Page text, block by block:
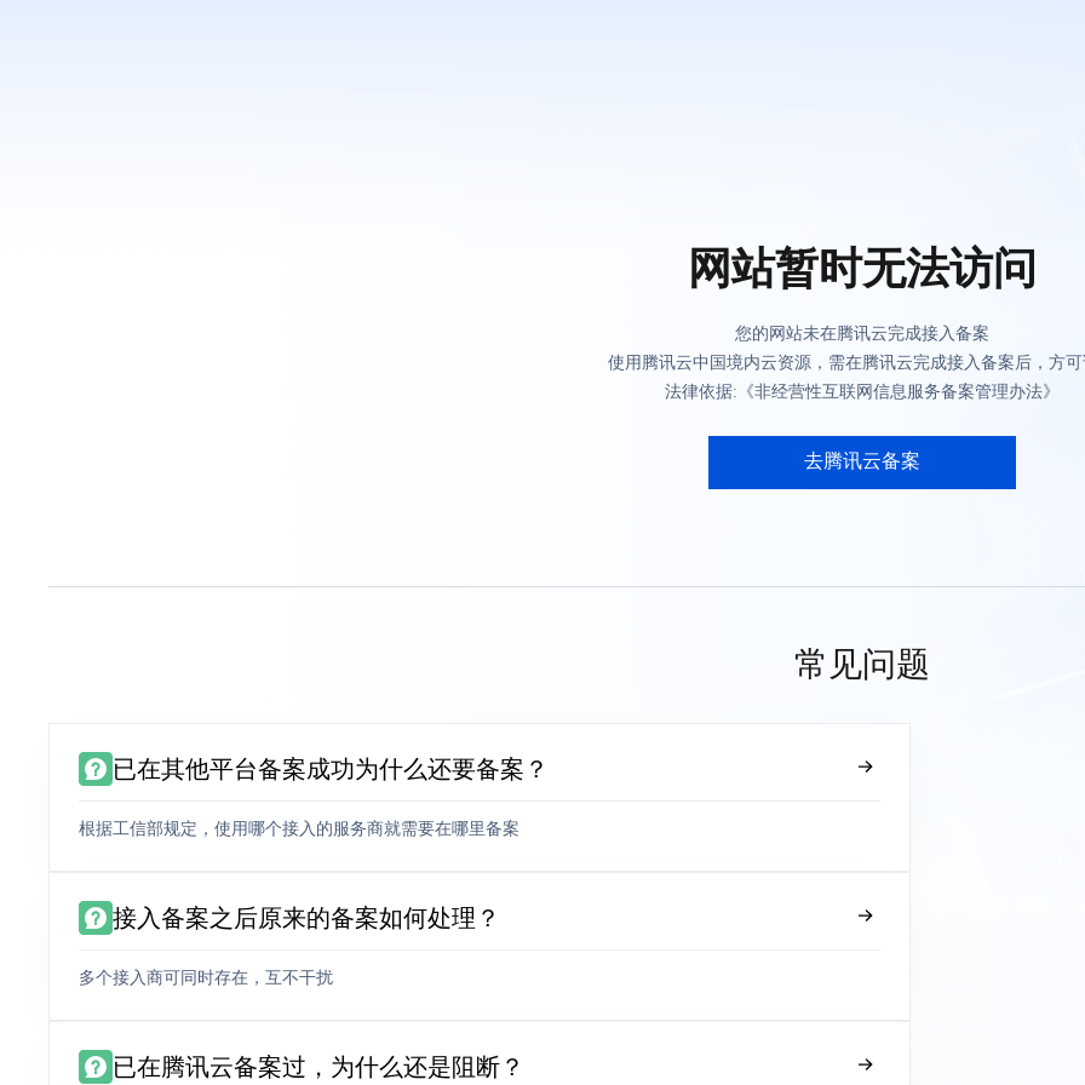
网站暂时无法访问
您的网站未在腾讯云完成接入备案
使用腾讯云中国境内云资源，需在腾讯云完成接入备案后，方
法律依据:《非经营性互联网信息服务备案管理办法》
去腾讯云备案
常见问题
已在其他平台备案成功为什么还要备案？
根据工信部规定，使用哪个接入的服务商就需要在哪里备案
接入备案之后原来的备案如何处理？
多个接入商可同时存在，互不干扰
已在腾讯云备案过，为什么还是阻断？